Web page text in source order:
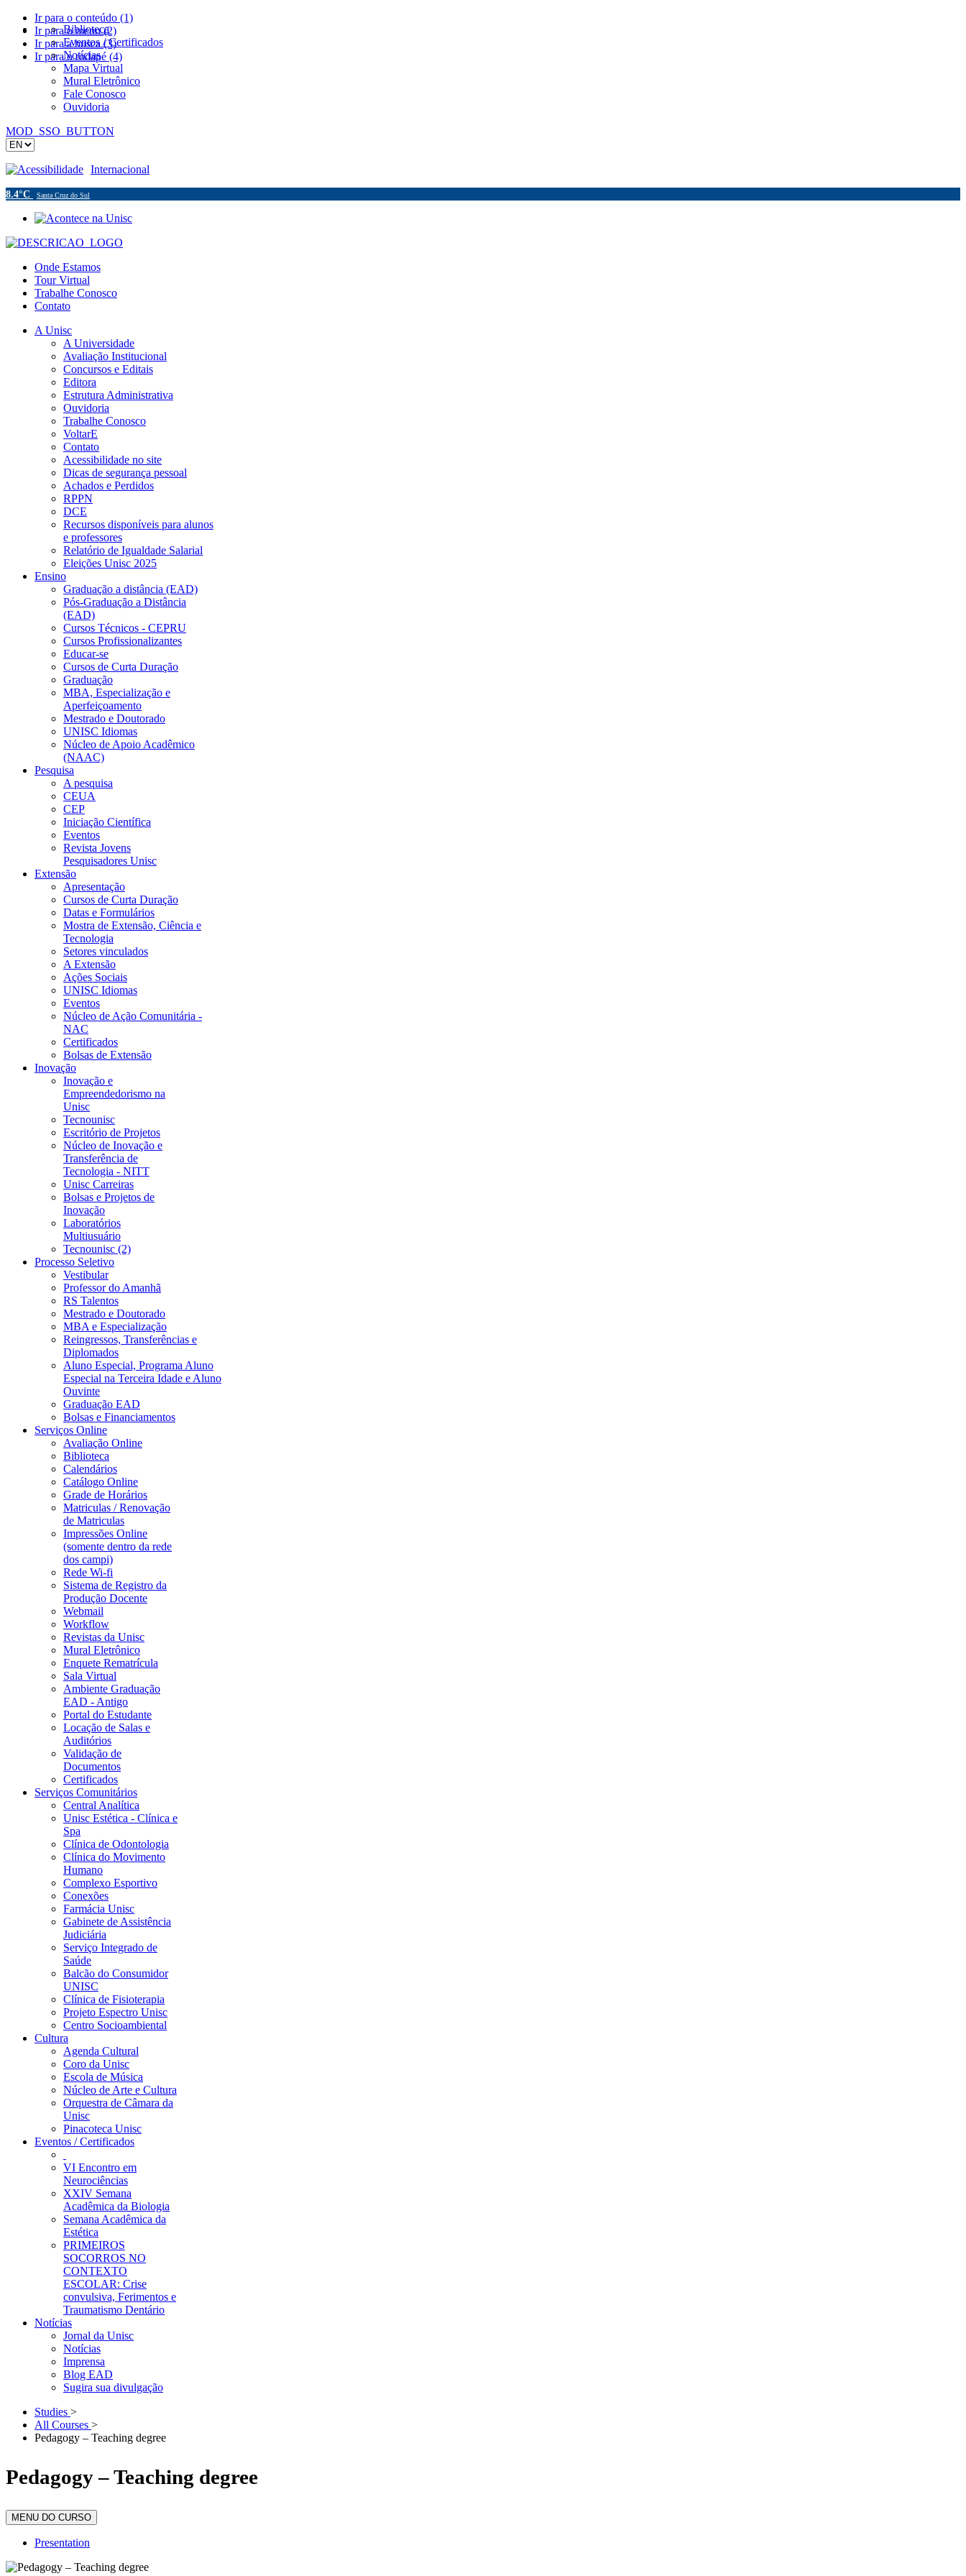
Ir para o conteúdo (1)
Ir para o menu (2)
Ir para a busca (3)
Ir para o rodapé (4)
Biblioteca
Eventos / Certificados
Notícias
Mapa Virtual
Mural Eletrônico
Fale Conosco
Ouvidoria
MOD_SSO_BUTTON
Acessibilidade Internacional
8.4°C Santa Cruz do Sul
Onde Estamos
Tour Virtual
Trabalhe Conosco
Contato
A Unisc
A Universidade
Avaliação Institucional
Concursos e Editais
Editora
Estrutura Administrativa
Ouvidoria
Trabalhe Conosco
VoltarE
Contato
Acessibilidade no site
Dicas de segurança pessoal
Achados e Perdidos
RPPN
DCE
Recursos disponíveis para alunos
e professores
Relatório de Igualdade Salarial
Eleições Unisc 2025
Ensino
Graduação a distância (EAD)
Pós-Graduação a Distância
(EAD)
Cursos Técnicos - CEPRU
Cursos Profissionalizantes
Educar-se
Cursos de Curta Duração
Graduação
MBA, Especialização e
Aperfeiçoamento
Mestrado e Doutorado
UNISC Idiomas
Núcleo de Apoio Acadêmico
(NAAC)
Pesquisa
A pesquisa
CEUA
CEP
Iniciação Científica
Eventos
Revista Jovens
Pesquisadores Unisc
Extensão
Apresentação
Cursos de Curta Duração
Datas e Formulários
Mostra de Extensão, Ciência e
Tecnologia
Setores vinculados
A Extensão
Ações Sociais
UNISC Idiomas
Eventos
Núcleo de Ação Comunitária -
NAC
Certificados
Bolsas de Extensão
Inovação
Inovação e
Empreendedorismo na
Unisc
Tecnounisc
Escritório de Projetos
Núcleo de Inovação e
Transferência de
Tecnologia - NITT
Unisc Carreiras
Bolsas e Projetos de
Inovação
Laboratórios
Multiusuário
Tecnounisc (2)
Processo Seletivo
Vestibular
Professor do Amanhã
RS Talentos
Mestrado e Doutorado
MBA e Especialização
Reingressos, Transferências e
Diplomados
Aluno Especial, Programa Aluno
Especial na Terceira Idade e Aluno
Ouvinte
Graduação EAD
Bolsas e Financiamentos
Serviços Online
Avaliação Online
Biblioteca
Calendários
Catálogo Online
Grade de Horários
Matriculas / Renovação
de Matriculas
Impressões Online
(somente dentro da rede
dos campi)
Rede Wi-fi
Sistema de Registro da
Produção Docente
Webmail
Workflow
Revistas da Unisc
Mural Eletrônico
Enquete Rematrícula
Sala Virtual
Ambiente Graduação
EAD - Antigo
Portal do Estudante
Locação de Salas e
Auditórios
Validação de
Documentos
Certificados
Serviços Comunitários
Central Analítica
Unisc Estética - Clínica e
Spa
Clínica de Odontologia
Clínica do Movimento
Humano
Complexo Esportivo
Conexões
Farmácia Unisc
Gabinete de Assistência
Judiciária
Serviço Integrado de
Saúde
Balcão do Consumidor
UNISC
Clínica de Fisioterapia
Projeto Espectro Unisc
Centro Socioambiental
Cultura
Agenda Cultural
Coro da Unisc
Escola de Música
Núcleo de Arte e Cultura
Orquestra de Câmara da
Unisc
Pinacoteca Unisc
Eventos / Certificados
VI Encontro em
Neurociências
XXIV Semana
Acadêmica da Biologia
Semana Acadêmica da
Estética
PRIMEIROS
SOCORROS NO
CONTEXTO
ESCOLAR: Crise
convulsiva, Ferimentos e
Traumatismo Dentário
Notícias
Jornal da Unisc
Notícias
Imprensa
Blog EAD
Sugira sua divulgação
Studies >
All Courses >
Pedagogy – Teaching degree
Pedagogy – Teaching degree
MENU DO CURSO
Presentation